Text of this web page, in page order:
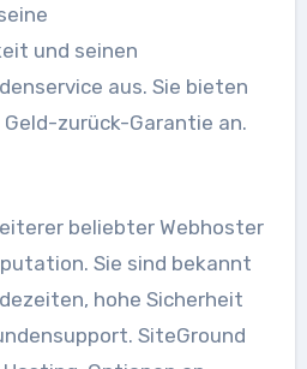
und seinen
aus. Sie bieten
zurück-Garantie an.
beliebter Webhoster
Sie sind bekannt
hohe Sicherheit
SiteGround